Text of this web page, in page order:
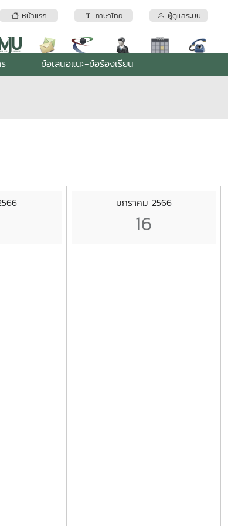
หน้าแรก ภาษาไทย ผู้ดูแลระบบ
ข้อเสนอแนะ-ข้อร้องเรียน
มกราคม 2566
16